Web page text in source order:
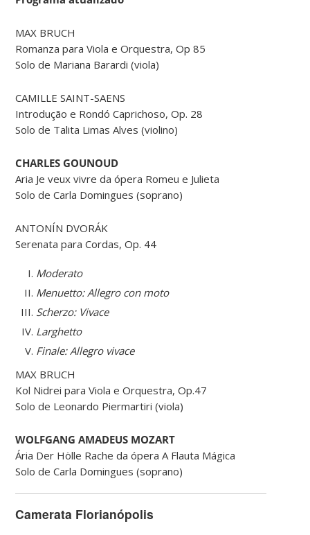
MAX BRUCH
Romanza para Viola e Orquestra, Op 85
Solo de Mariana Barardi (viola)
CAMILLE SAINT-SAENS
Introdução e Rondó Caprichoso, Op. 28
Solo de Talita Limas Alves (violino)
CHARLES GOUNOUD
Aria Je veux vivre da ópera Romeu e Julieta
Solo de Carla Domingues (soprano)
ANTONÍN DVORÁK
Serenata para Cordas, Op. 44
Moderato
Menuetto: Allegro con moto
Scherzo: Vivace
Larghetto
Finale: Allegro vivace
MAX BRUCH
Kol Nidrei para Viola e Orquestra, Op.47
Solo de Leonardo Piermartiri (viola)
WOLFGANG AMADEUS MOZART
Ária Der Hölle Rache da ópera A Flauta Mágica
Solo de Carla Domingues (soprano)
Camerata Florianópolis